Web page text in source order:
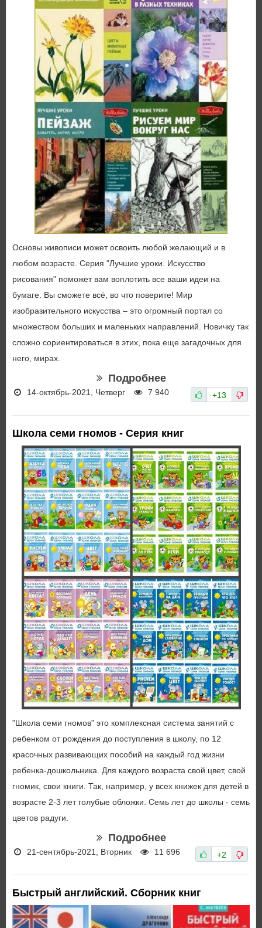
Основы живописи может освоить любой желающий и в
любом возрасте. Серия "Лучшие уроки. Искусство
рисования" поможет вам воплотить все ваши идеи на
бумаге. Вы сможете всё, во что поверите! Мир
изобразительного искусства – это огромный портал со
множеством больших и маленьких направлений. Новичку так
сложно сориентироваться в этих, пока еще загадочных для
него, мирах.
Подробнее
14-октябрь-2021, Четверг 7 940 +13
Школа семи гномов - Серия книг
"Школа семи гномов" это комплексная система занятий с
ребенком от рождения до поступления в школу, по 12
красочных развивающих пособий на каждый год жизни
ребенка-дошкольника. Для каждого возраста свой цвет, свой
гномик, свои книги. Так, например, у всех книжек для детей в
возрасте 2-3 лет голубые обложки. Семь лет до школы - семь
цветов радуги.
Подробнее
21-сентябрь-2021, Вторник 11 696 +2
Быстрый английский. Сборник книг